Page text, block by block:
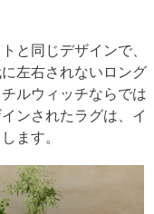
と同じデザインで、
左右されないロング
ルウィッチならでは
ンされたラグは、イ
ます。